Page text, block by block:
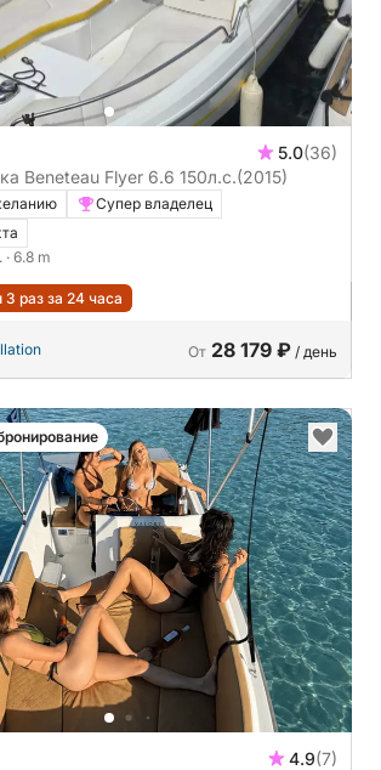
5.0(36)
Моторная лодка Beneteau Flyer 6.6 150л.с.(2015)
Супер владелец
· 6.8 m
раз за 24 часа
От 28 179 ₽ / день
4.9(7)